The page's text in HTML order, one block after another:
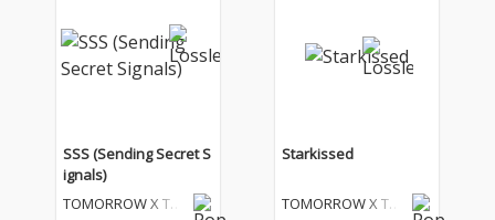
SSS (Sending Secret S
ignals)
TOMORROW X TO
Starkissed
TOMORROW X TO